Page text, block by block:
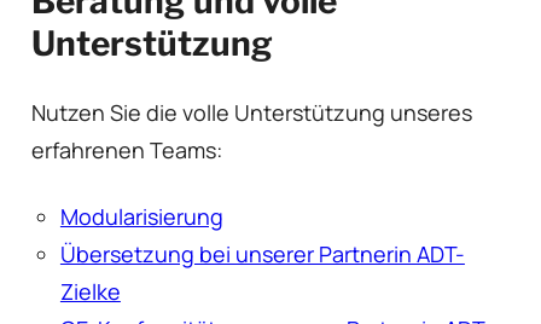
Unterstützung
Nutzen Sie die volle Unterstützung unseres
erfahrenen Teams:
Modularisierung
Übersetzung bei unserer Partnerin ADT-
Zielke